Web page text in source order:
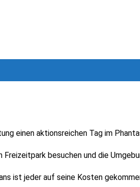
einen aktionsreichen Tag im
besuchen und die
ist jeder auf seine Kosten